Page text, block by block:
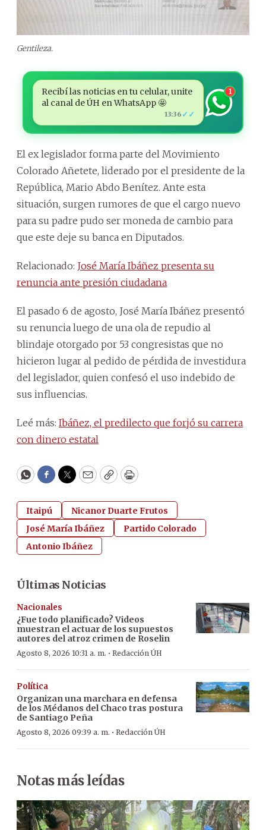
Gentileza.
Recibí las noticias en tu celular, unite
al canal de ÚH en WhatsApp 🤩
13:36 ✓✓
1
El ex legislador forma parte del Movimiento
Colorado Añetete, liderado por el presidente de la
República, Mario Abdo Benítez. Ante esta
situación, surgen rumores de que el cargo nuevo
para su padre pudo ser moneda de cambio para
que este deje su banca en Diputados.
Relacionado: José María Ibáñez presenta su
renuncia ante presión ciudadana
El pasado 6 de agosto, José María Ibáñez presentó
su renuncia luego de una ola de repudio al
blindaje otorgado por 53 congresistas que no
hicieron lugar al pedido de pérdida de investidura
del legislador, quien confesó el uso indebido de
sus influencias.
Leé más: Ibáñez, el predilecto que forjó su carrera
con dinero estatal
WhatsApp
Facebook
Twitter
EmailCopyPrint
Itaipú
Nicanor Duarte Frutos
José María Ibáñez
Partido Colorado
Antonio Ibáñez
Últimas Noticias
Nacionales
¿Fue todo planificado? Videos
muestran el actuar de los supuestos
autores del atroz crimen de Roselin
Agosto 8, 2026 10:31 a. m. · Redacción ÚH
Política
Organizan una marchara en defensa
de los Médanos del Chaco tras postura
de Santiago Peña
Agosto 8, 2026 09:39 a. m. · Redacción ÚH
Notas más leídas